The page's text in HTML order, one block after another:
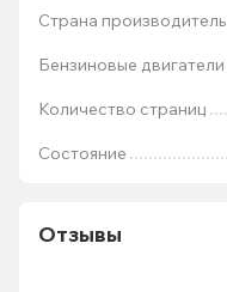
Страна производитель
Бензиновые двигатели
Количество страниц
Состояние
Отзывы